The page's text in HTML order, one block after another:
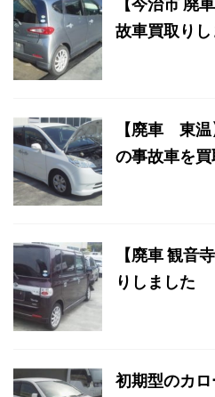
【今治市 廃
故車買取りし
【廃車 東温
の事故車を買
【廃車 観音
りしました
初期型のカ